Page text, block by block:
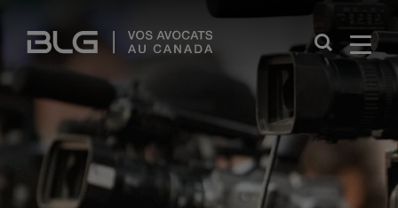
Links